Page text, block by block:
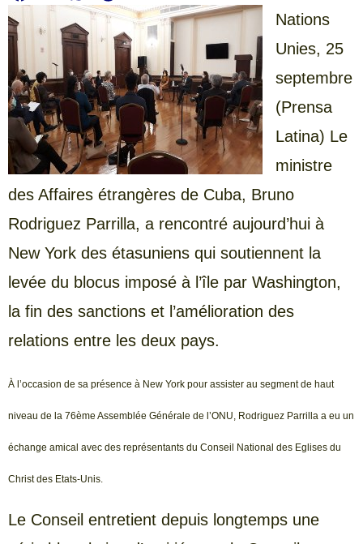
Nations
Unies, 25
septembre
(Prensa
Latina) Le
ministre
des Affaires étrangères de Cuba, Bruno
Rodriguez Parrilla, a rencontré aujourd’hui à
New York des étasuniens qui soutiennent la
levée du blocus imposé à l’île par Washington,
la fin des sanctions et l’amélioration des
relations entre les deux pays.
À l’occasion de sa présence à New York pour assister au segment de haut
niveau de la 76ème Assemblée Générale de l’ONU, Rodriguez Parrilla a eu un
échange amical avec des représentants du Conseil National des Eglises du
Christ des Etats-Unis.
Le Conseil entretient depuis longtemps une